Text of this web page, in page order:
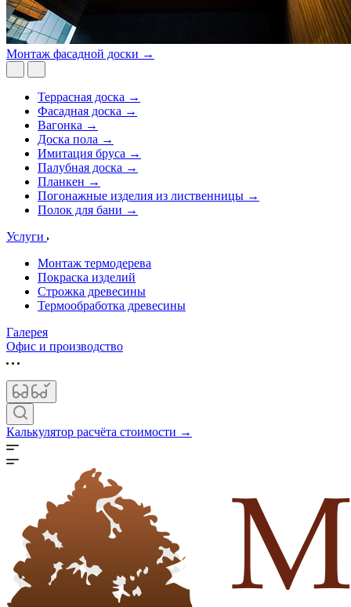
Монтаж фасадной доски →
Террасная доска →
Фасадная доска →
Вагонка →
Доска пола →
Имитация бруса →
Палубная доска →
Планкен →
Погонажные изделия из лиственницы →
Полок для бани →
Услуги
Монтаж термодерева
Покраска изделий
Строжка древесины
Термообработка древесины
Галерея
Офис и производство
Калькулятор расчёта стоимости →